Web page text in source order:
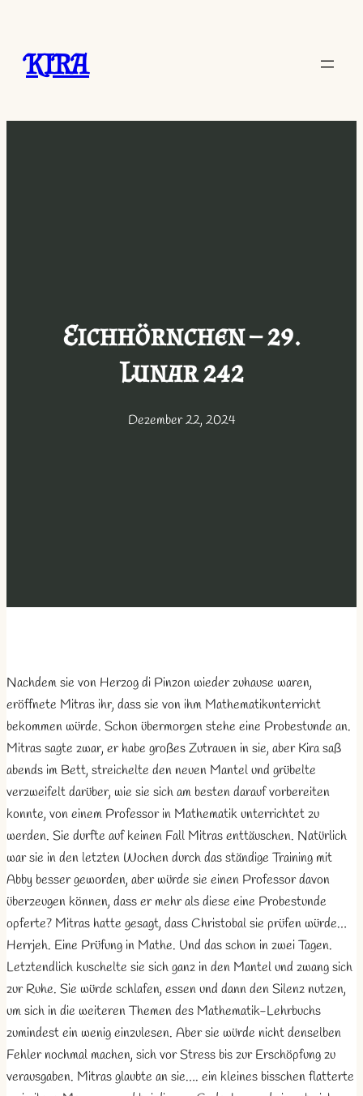
springen
KIRA
Eichhörnchen – 29.
Lunar 242
Dezember 22, 2024
Nachdem sie von Herzog di Pinzon wieder zuhause waren,
eröffnete Mitras ihr, dass sie von ihm Mathematikunterricht
bekommen würde. Schon übermorgen stehe eine Probestunde an.
Mitras sagte zwar, er habe großes Zutrauen in sie, aber Kira saß
abends im Bett, streichelte den neuen Mantel und grübelte
verzweifelt darüber, wie sie sich am besten darauf vorbereiten
konnte, von einem Professor in Mathematik unterrichtet zu
werden. Sie durfte auf keinen Fall Mitras enttäuschen. Natürlich
war sie in den letzten Wochen durch das ständige Training mit
Abby besser geworden, aber würde sie einen Professor davon
überzeugen können, dass er mehr als diese eine Probestunde
opferte? Mitras hatte gesagt, dass Christobal sie prüfen würde…
Herrjeh. Eine Prüfung in Mathe. Und das schon in zwei Tagen.
Letztendlich kuschelte sie sich ganz in den Mantel und zwang sich
zur Ruhe. Sie würde schlafen, essen und dann den Silenz nutzen,
um sich in die weiteren Themen des Mathematik-Lehrbuchs
zumindest ein wenig einzulesen. Aber sie würde nicht denselben
Fehler nochmal machen, sich vor Stress bis zur Erschöpfung zu
verausgaben. Mitras glaubte an sie…. ein kleines bisschen flatterte